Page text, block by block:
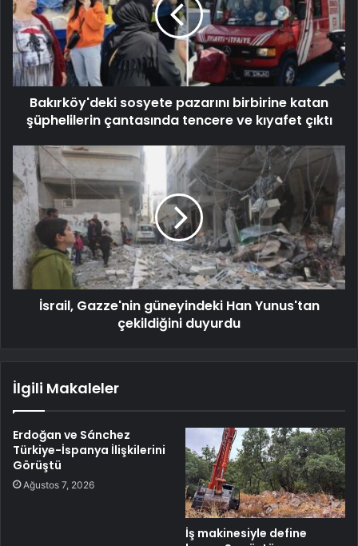
Bakırköy'deki sosyete pazarını birbirine katan
şüphelilerin çantasında tencere ve kıyafet çıktı
İsrail, Gazze'nin güneyindeki Han Yunus'tan
çekildiğini duyurdu
İlgili Makaleler
Erdoğan ve Sánchez
Türkiye-İspanya İlişkilerini
Görüştü
Ağustos 7, 2026
İş makinesiyle define